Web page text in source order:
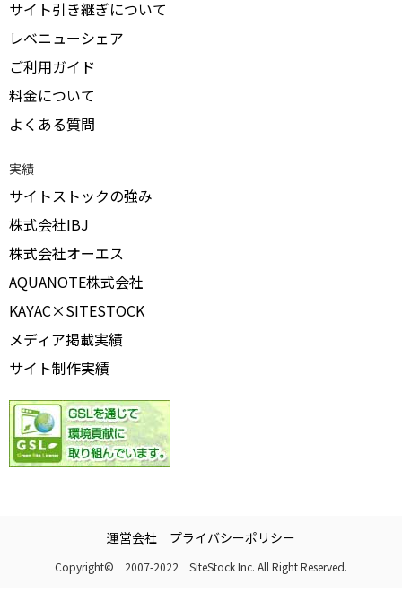
サイト引き継ぎについて
レベニューシェア
ご利用ガイド
料金について
よくある質問
実績
サイトストックの強み
株式会社IBJ
株式会社オーエス
AQUANOTE株式会社
KAYAC×SITESTOCK
メディア掲載実績
サイト制作実績
運営会社 プライバシーポリシー
Copyright© 2007-2022 SiteStock Inc. All Right Reserved.